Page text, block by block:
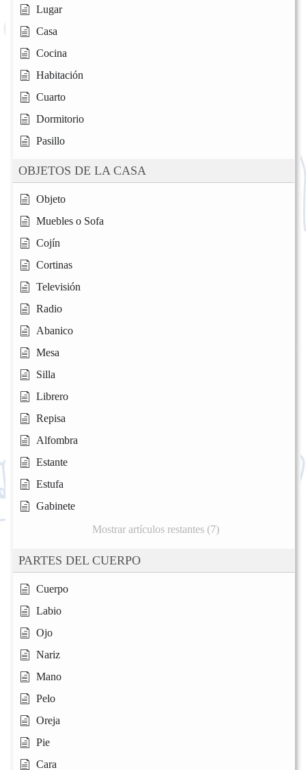
Lugar
Casa
Cocina
Habitación
Cuarto
Dormitorio
Pasillo
OBJETOS DE LA CASA
Objeto
Muebles o Sofa
Cojín
Cortinas
Televisión
Radio
Abanico
Mesa
Silla
Librero
Repisa
Alfombra
Estante
Estufa
Gabinete
Mostrar artículos restantes (7)
PARTES DEL CUERPO
Cuerpo
Labio
Ojo
Nariz
Mano
Pelo
Oreja
Pie
Cara